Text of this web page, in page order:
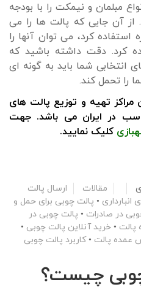
مبلمان و نیمکت را با بودجه
آن جایی که پالت ها را می
استفاده کرد، می توان آنها را
کرد. دقت داشته باشید که
شما باید به گونه ای
را تحمل کند.
مراکز تهیه و توزیع پالت های
در ایران می باشد. جهت
کلیک نمایید.
مقالات
ارسال پالت
انبارداری • پالت چوبی برای حمل و
در صادرات • پالت چوبی در
پالت • خرید آنلاین پالت چوبی •
عمده پالت •کاربرد پالت چوبی
چوبی چیست؟